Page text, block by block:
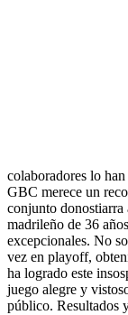
colaboradores lo
GBC merece un
conjunto donostiarra
madrileño de 36
excepcionales. No
vez en playoff,
ha logrado este
juego alegre y
público. Resultados